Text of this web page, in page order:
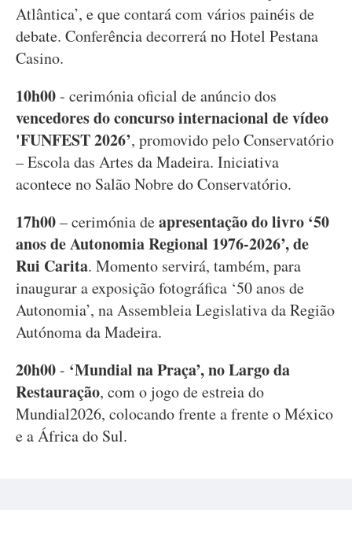
Atlântica’, e que contará com vários painéis de
debate. Conferência decorrerá no Hotel Pestana
Casino.
10h00- cerimónia oficial de anúncio dos
vencedores do concurso internacional de vídeo
'FUNFEST 2026’, promovido pelo Conservatório
– Escola das Artes da Madeira. Iniciativa
acontece no Salão Nobre do Conservatório.
17h00– cerimónia deapresentação do livro ‘50
anos de Autonomia Regional 1976-2026’, de
Rui Carita. Momento servirá, também, para
inaugurar a exposição fotográfica ‘50 anos de
Autonomia’, na Assembleia Legislativa da Região
Autónoma da Madeira.
20h00- ‘Mundial na Praça’, no Largo da
Restauração, com o jogo de estreia do
Mundial2026, colocando frente a frente o México
e a África do Sul.